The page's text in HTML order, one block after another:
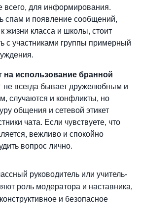
всего, для информирования.
спам и появление сообщений,
жизни класса и школы, стоит
с участниками группы примерный
на использование бранной
не всегда бывает дружелюбным и
случаются и конфликты, но
общения и сетевой этикет
чата. Если чувствуете, что
вежливо и спокойно
вопрос лично.
руководитель или учитель-
роль модератора и наставника,
и безопасное